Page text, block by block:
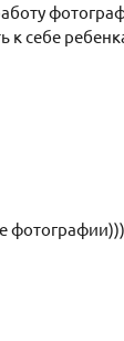
к себе
фотографии)))